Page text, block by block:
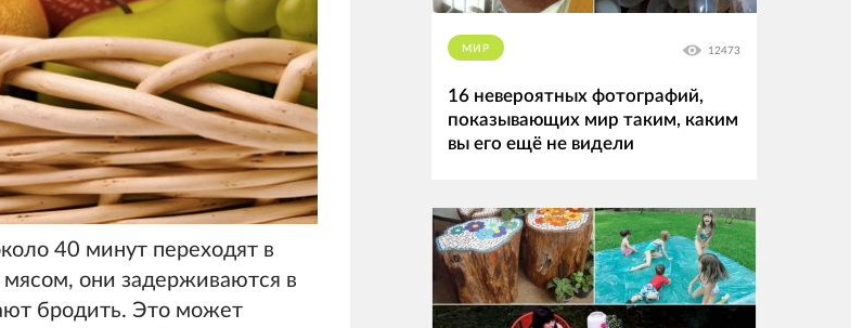
40 минут переходят в
они задерживаются в
бродить. Это может
МИР 12473
16 невероятных фотографий,
показывающих мир таким, каким
вы его ещё не видели